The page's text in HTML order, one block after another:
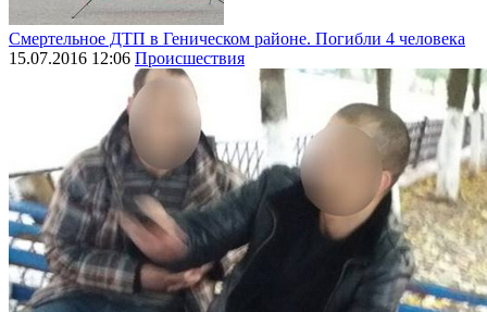
Смертельное ДТП в Геническом районе. Погибли 4 человека
15.07.2016 12:06 Происшествия